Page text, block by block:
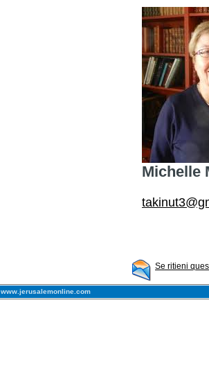
Michelle
Se ritieni
www.jerusalemonline.com